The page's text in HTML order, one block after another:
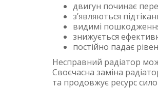
двигун починає
з’являються
видимі
знижується
постійно падає
Несправний радіатор
Своєчасна заміна
та продовжує ресурс